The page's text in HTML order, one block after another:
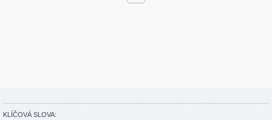
KLÍČOVÁ SLOVA: